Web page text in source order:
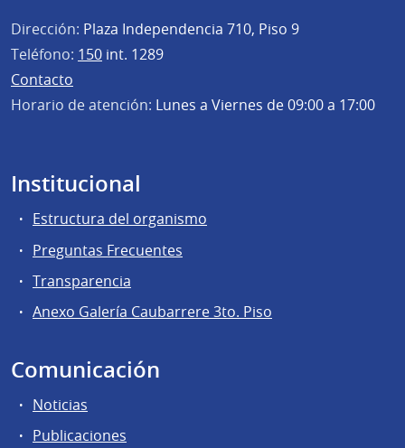
Dirección: Plaza Independencia 710, Piso 9
Teléfono: 150 int. 1289
Contacto
Horario de atención: Lunes a Viernes de 09:00 a 17:00
Institucional
Estructura del organismo
Preguntas Frecuentes
Transparencia
Anexo Galería Caubarrere 3to. Piso
Comunicación
Noticias
Publicaciones